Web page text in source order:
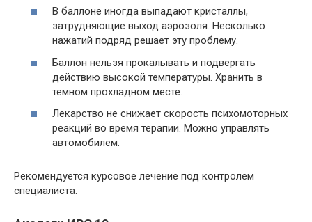
В баллоне иногда выпадают кристаллы,
затрудняющие выход аэрозоля. Несколько
нажатий подряд решает эту проблему.
Баллон нельзя прокалывать и подвергать
действию высокой температуры. Хранить в
темном прохладном месте.
Лекарство не снижает скорость психомоторных
реакций во время терапии. Можно управлять
автомобилем.
Рекомендуется курсовое лечение под контролем
специалиста.